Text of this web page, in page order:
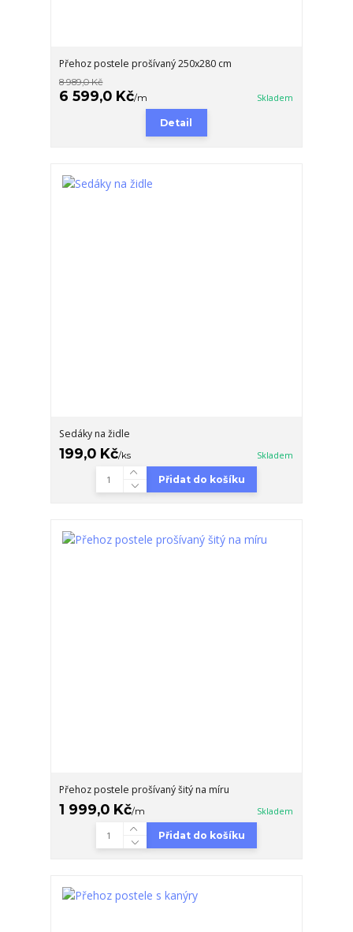
Přehoz postele prošívaný 250x280 cm
8 989,0 Kč
6 599,0 Kč/m Skladem
Detail
Sedáky na židle
199,0 Kč/ks Skladem
Přidat do košíku
Přehoz postele prošívaný šitý na míru
1 999,0 Kč/m Skladem
Přidat do košíku